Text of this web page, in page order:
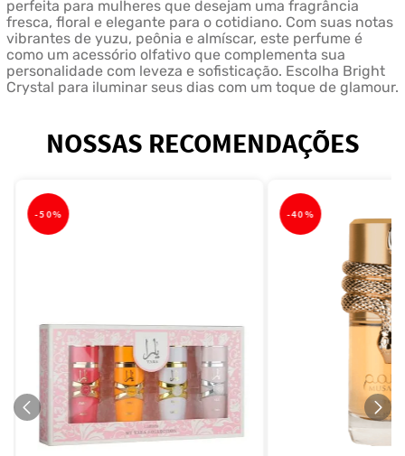
perfeita para mulheres que desejam uma fragrância
fresca, floral e elegante para o cotidiano. Com suas notas
vibrantes de yuzu, peônia e almíscar, este perfume é
como um acessório olfativo que complementa sua
personalidade com leveza e sofisticação. Escolha Bright
Crystal para iluminar seus dias com um toque de glamour.
NOSSAS RECOMENDAÇÕES
-50% -40%